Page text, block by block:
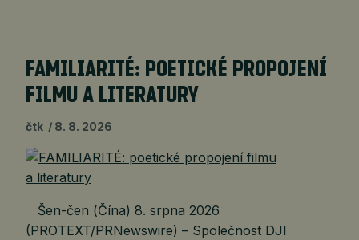
FAMILIARITÉ: POETICKÉ PROPOJENÍ
FILMU A LITERATURY
čtk 8. 8. 2026
Šen-čen (Čína) 8. srpna 2026
(PROTEXT/PRNewswire) – Společnost DJI